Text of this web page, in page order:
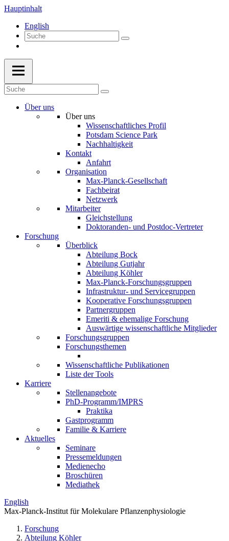
Hauptinhalt
English
Über uns
Über uns
Wissenschaftliches Profil
Potsdam Science Park
Nachhaltigkeit
Kontakt
Anfahrt
Organisation
Max-Planck-Gesellschaft
Fachbeirat
Netzwerk
Mitarbeiter
Gleichstellung
Doktoranden- und Postdoc-Vertreter
Forschung
Überblick
Abteilung Bock
Abteilung Gutjahr
Abteilung Köhler
Max-Planck-Forschungsgruppen
Infrastruktur- und Servicegruppen
Kooperative Forschungsgruppen
Partnergruppen
Emeriti & ehemalige Forschung
Auswärtige wissenschaftliche Mitglieder
Forschungsgruppen
Forschungsthemen
Wissenschaftliche Publikationen
Liste der Tools
Karriere
Stellenangebote
PhD-Programm/IMPRS
Praktika
Gastprogramm
Familie & Karriere
Aktuelles
Seminare
Pressemeldungen
Medienecho
Broschüren
Mediathek
English
Max-Planck-Institut für Molekulare Pflanzenphysiologie
Forschung
Abteilung Köhler